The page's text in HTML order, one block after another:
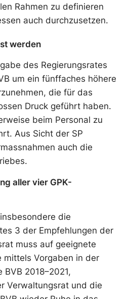
Rahmen zu definieren
auch durchzusetzen.
werden
des Regierungsrates
um ein fünffaches höhere
die für das
Druck geführt haben.
beim Personal zu
Aus Sicht der SP
auch die
aller vier GPK-
die
3 der Empfehlungen der
muss auf geeignete
mittels Vorgaben in der
2018–2021,
Verwaltungsrat und die